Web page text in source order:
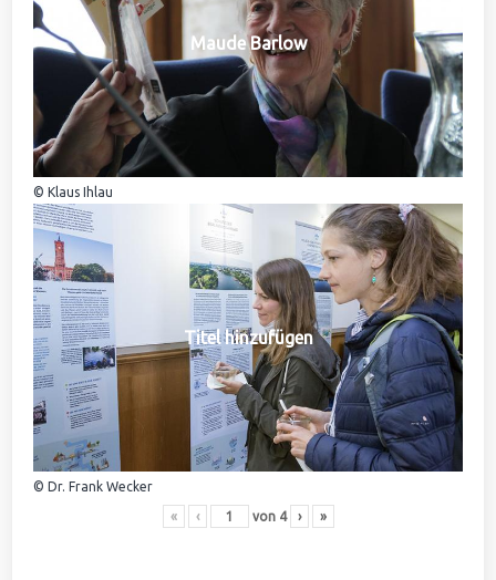
Maude Barlow
© Klaus Ihlau
Titel hinzufügen
© Dr. Frank Wecker
« ‹ von 4 › »